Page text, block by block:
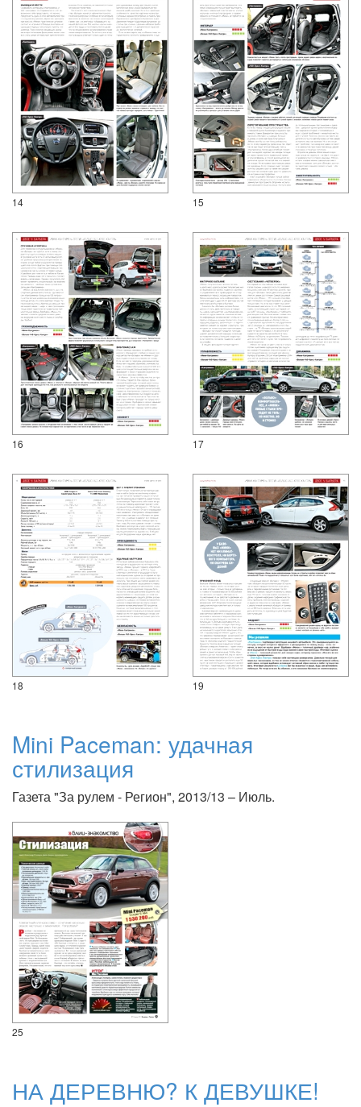
14 15
16 17
18 19
Mini Paceman: удачная
стилизация
Газета "За рулем - Регион", 2013/13 – Июль.
25
НА ДЕРЕВНЮ? К ДЕВУШКЕ!